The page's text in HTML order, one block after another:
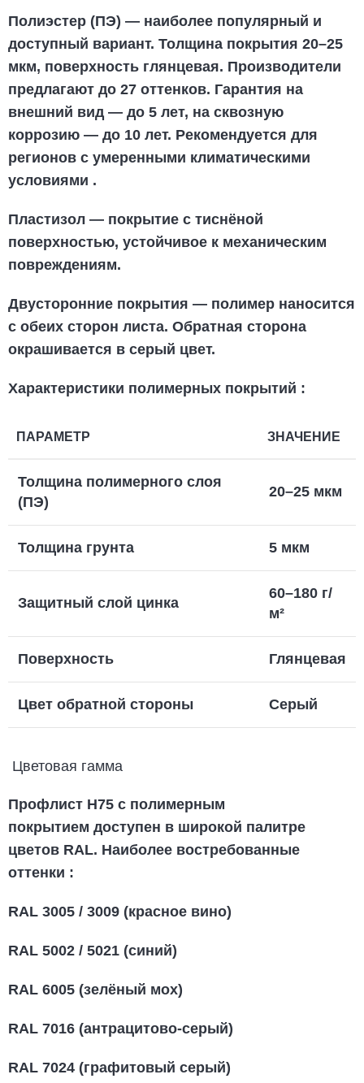
Полиэстер (ПЭ) — наиболее популярный и
доступный вариант. Толщина покрытия 20–25
мкм, поверхность глянцевая. Производители
предлагают до 27 оттенков. Гарантия на
внешний вид — до 5 лет, на сквозную
коррозию — до 10 лет. Рекомендуется для
регионов с умеренными климатическими
условиями .
Пластизол — покрытие с тиснёной
поверхностью, устойчивое к механическим
повреждениям.
Двусторонние покрытия — полимер наносится
с обеих сторон листа. Обратная сторона
окрашивается в серый цвет.
Характеристики полимерных покрытий :
ПАРАМЕТР ЗНАЧЕНИЕ
Толщина полимерного слоя
(ПЭ)
20–25 мкм
Толщина грунта 5 мкм
Защитный слой цинка
60–180 г/
м²
Поверхность Глянцевая
Цвет обратной стороны Серый
Цветовая гамма
Профлист Н75 с полимерным
покрытием доступен в широкой палитре
цветов RAL. Наиболее востребованные
оттенки :
RAL 3005 / 3009 (красное вино)
RAL 5002 / 5021 (синий)
RAL 6005 (зелёный мох)
RAL 7016 (антрацитово-серый)
RAL 7024 (графитовый серый)